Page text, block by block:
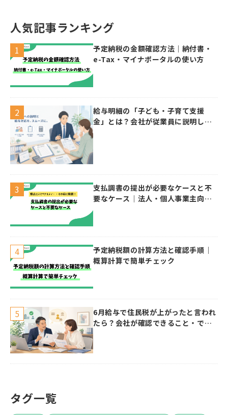
人気記事ランキング
予定納税の金額確認方法｜納付書・
e-Tax・マイナポータルの使い方
給与明細の「子ども・子育て支援
金」とは？会社が従業員に説明した
支払調書の提出が必要なケースと不
要なケース｜法人・個人事業主向け
予定納税額の計算方法と確認手順｜
概算計算で簡単チェック
6月給与で住民税が上がったと言われ
たら？会社が確認できること・でき
タグ一覧